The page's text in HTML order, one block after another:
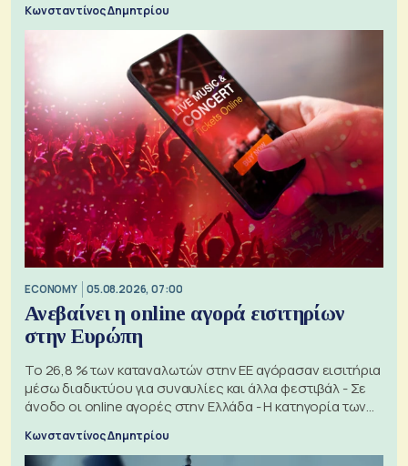
Κωνσταντίνος Δημητρίου
ECONOMY 05.08.2026, 07:00
Ανεβαίνει η online αγορά εισιτηρίων
στην Ευρώπη
Το 26,8 % των καταναλωτών στην ΕΕ αγόρασαν εισιτήρια
μέσω διαδικτύου για συναυλίες και άλλα φεστιβάλ - Σε
άνοδο οι online αγορές στην Ελλάδα - Η κατηγορία των
Κωνσταντίνος Δημητρίου